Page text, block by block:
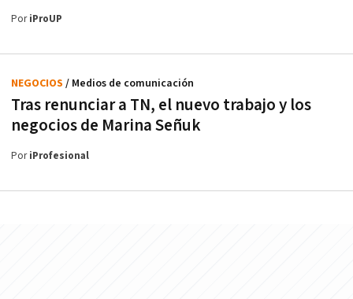
PoriProUP
Tras renunciar a TN, el nuevo trabajo y los
negocios de Marina Señuk
NEGOCIOS / Medios de comunicación
PoriProfesional